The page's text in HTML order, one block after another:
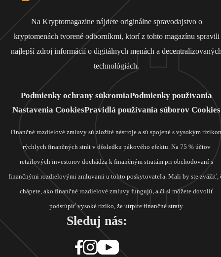
Na Kryptomagazine nájdete originálne spravodajstvo o
kryptomenách tvorené odborníkmi, ktorí z tohto magazínu spravili
najlepší zdroj informácií o digitálnych menách a
technológiách.
Podmienky ochrany súkromiaPodmienky používania
Nastavenia CookiesPravidlá používania súborov Cookies
Finančné rozdielové zmluvy sú zložité nástroje a sú spojené s vysokým
rýchlych finančných strát v dôsledku pákového efektu. Na 75 % účtov
retailových investorov dochádza k finančným stratám pri obchodovaní s
finančnými rozdielovými zmluvami u tohto poskytovateľa. Mali by ste zvážiť,
chápete, ako finančné rozdielové zmluvy fungujú, a či si môžete dovoliť
podstúpiť vysoké riziko, že utrpíte finančné straty.
Sleduj nás: